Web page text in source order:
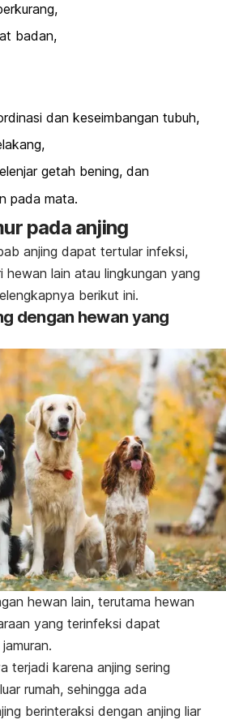
badan,
dan keseimbangan tubuh,
getah bening, dan
pada mata.
pada anjing
anjing dapat tertular infeksi,
hewan lain atau lingkungan yang
berikut ini.
dengan hewan yang
hewan lain, terutama hewan
yang terinfeksi dapat
terjadi karena anjing sering
rumah, sehingga ada
berinteraksi dengan anjing liar